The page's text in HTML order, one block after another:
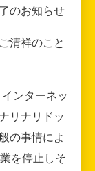
のお知らせ
清祥のこと
ンターネッ
リナリドッ
の事情によ
を停止しそ